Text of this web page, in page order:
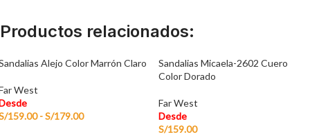
Productos relacionados:
Alejo Color Marrón Claro
West
159.00 - S/179.00
Sandalias Micaela-2602 Cuero
Color Dorado
Far West
Desde
S/159.00